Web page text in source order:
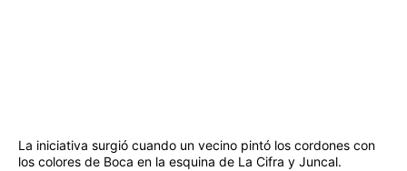
La iniciativa surgió cuando un vecino pintó los cordones con
los colores de Boca en la esquina de La Cifra y Juncal.